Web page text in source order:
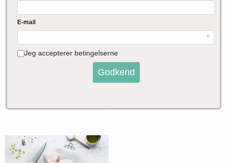
kyllingebrystfilet fra
Vendsyssel
Pris fra90,00